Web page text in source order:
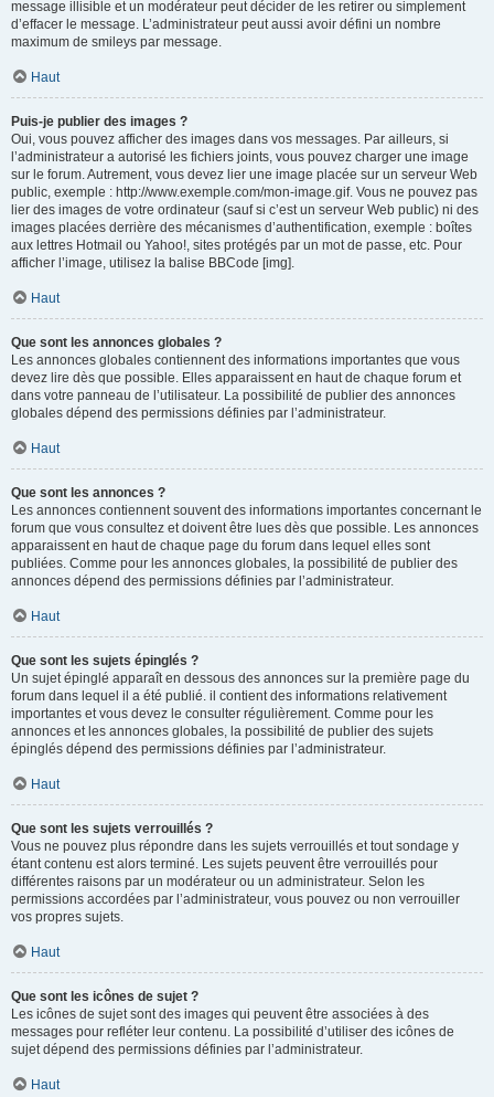
message illisible et un modérateur peut décider de les retirer ou simplement
d’effacer le message. L’administrateur peut aussi avoir défini un nombre
maximum de smileys par message.
Haut
Puis-je publier des images ?
Oui, vous pouvez afficher des images dans vos messages. Par ailleurs, si
l’administrateur a autorisé les fichiers joints, vous pouvez charger une image
sur le forum. Autrement, vous devez lier une image placée sur un serveur Web
public, exemple : http://www.exemple.com/mon-image.gif. Vous ne pouvez pas
lier des images de votre ordinateur (sauf si c’est un serveur Web public) ni des
images placées derrière des mécanismes d’authentification, exemple : boîtes
aux lettres Hotmail ou Yahoo!, sites protégés par un mot de passe, etc. Pour
afficher l’image, utilisez la balise BBCode [img].
Haut
Que sont les annonces globales ?
Les annonces globales contiennent des informations importantes que vous
devez lire dès que possible. Elles apparaissent en haut de chaque forum et
dans votre panneau de l’utilisateur. La possibilité de publier des annonces
globales dépend des permissions définies par l’administrateur.
Haut
Que sont les annonces ?
Les annonces contiennent souvent des informations importantes concernant le
forum que vous consultez et doivent être lues dès que possible. Les annonces
apparaissent en haut de chaque page du forum dans lequel elles sont
publiées. Comme pour les annonces globales, la possibilité de publier des
annonces dépend des permissions définies par l’administrateur.
Haut
Que sont les sujets épinglés ?
Un sujet épinglé apparaît en dessous des annonces sur la première page du
forum dans lequel il a été publié. il contient des informations relativement
importantes et vous devez le consulter régulièrement. Comme pour les
annonces et les annonces globales, la possibilité de publier des sujets
épinglés dépend des permissions définies par l’administrateur.
Haut
Que sont les sujets verrouillés ?
Vous ne pouvez plus répondre dans les sujets verrouillés et tout sondage y
étant contenu est alors terminé. Les sujets peuvent être verrouillés pour
différentes raisons par un modérateur ou un administrateur. Selon les
permissions accordées par l’administrateur, vous pouvez ou non verrouiller
vos propres sujets.
Haut
Que sont les icônes de sujet ?
Les icônes de sujet sont des images qui peuvent être associées à des
messages pour refléter leur contenu. La possibilité d’utiliser des icônes de
sujet dépend des permissions définies par l’administrateur.
Haut